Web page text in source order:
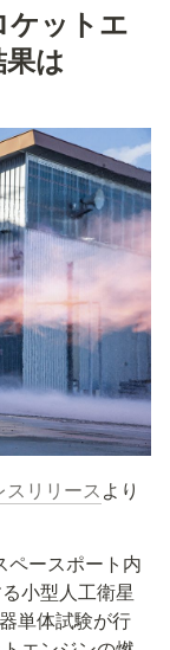
ケットエ
は
リリースより
ペースポート内
小型人工衛星
単体試験が行